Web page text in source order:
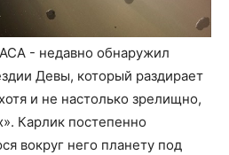
- недавно обнаружил
Девы, который раздирает
и не настолько зрелищно,
Карлик постепенно
вокруг него планету под